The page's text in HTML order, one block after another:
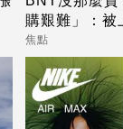
購艱難」：被
焦點